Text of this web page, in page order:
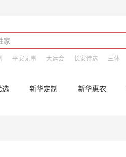
平安无事 大运会 长安诗选 三体
选 新华定制 新华惠农